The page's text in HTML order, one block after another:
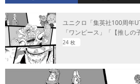
ユニクロ「集英社100周年
「ワンピース」「【推し
24 枚